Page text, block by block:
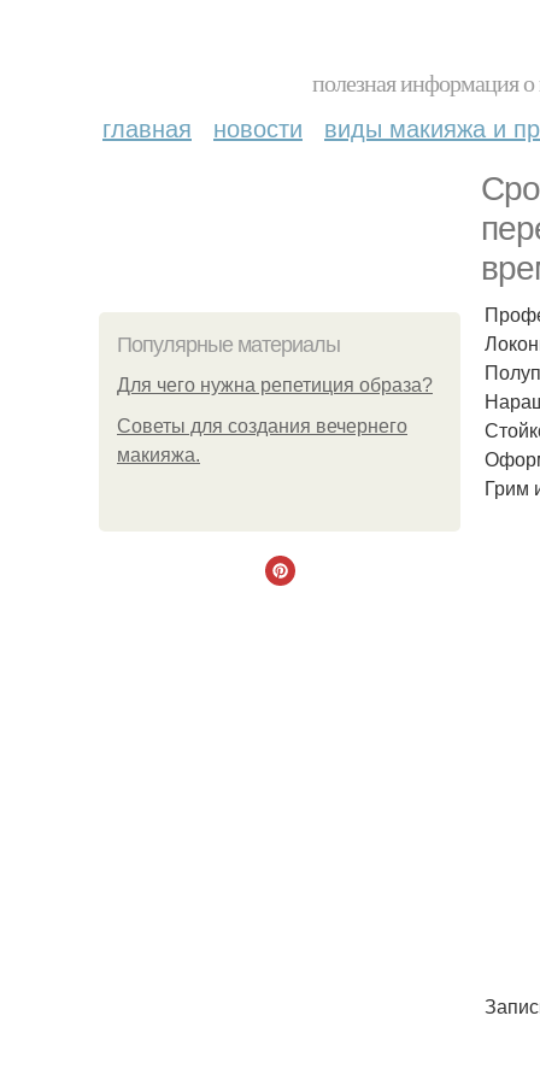
полезная информация
главная новости виды макияжа и
Популярные материалы
Для чего нужна репетиция образа?
Советы для создания вечернего
макияжа.
Грим